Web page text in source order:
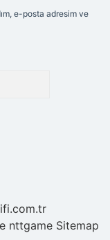
e-posta adresim ve
nttgame Sitemap